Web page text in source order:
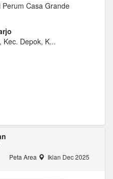
Casa Grande
Depok, K...
Peta Area Iklan Dec 2025